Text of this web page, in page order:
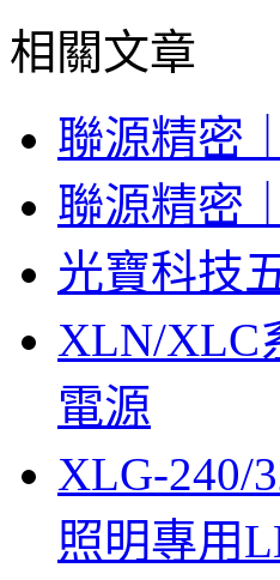
相關文章
聯源精密
聯源精密
光寶科技
XLN/XLC
電源
XLG-240/
照明專用